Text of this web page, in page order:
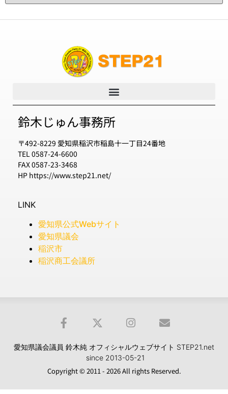
鈴木じゅん事務所
〒492-8229 愛知県稲沢市稲島十一丁目24番地
TEL 0587-24-6600
FAX 0587-23-3468
HP https://www.step21.net/
LINK
愛知県公式Webサイト
愛知県議会
稲沢市
稲沢商工会議所
愛知県議会議員 鈴木純 オフィシャルウェブサイト STEP21.net
since 2013-05-21
Copyright © 2011 - 2026 All rights Reserved.